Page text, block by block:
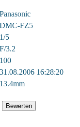
Panasonic
DMC-FZ5
1/5
F/3.2
100
31.08.2006 16:28:20
13.4mm